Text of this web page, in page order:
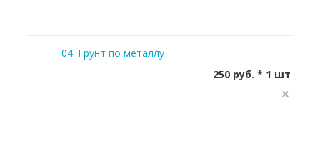
04. Грунт по металлу
250 руб. * 1 шт